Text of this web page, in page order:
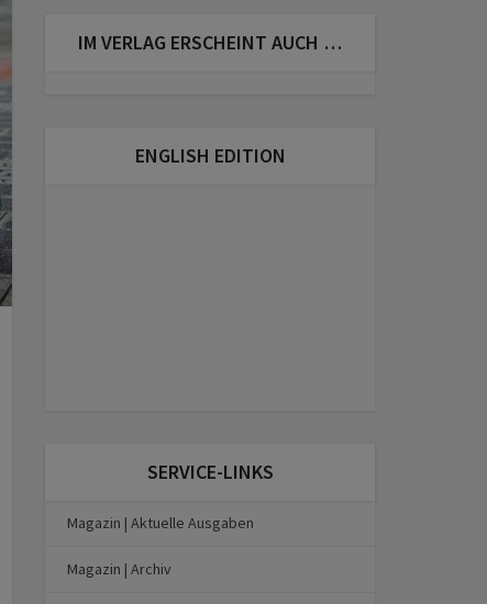
IM VERLAG ERSCHEINT AUCH …
ENGLISH EDITION
SERVICE-LINKS
Magazin | Aktuelle Ausgaben
Magazin | Archiv